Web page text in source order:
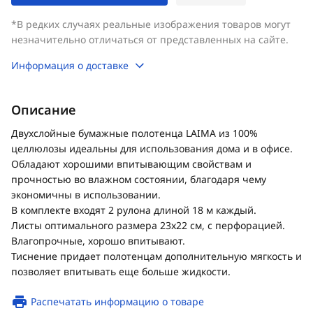
*В редких случаях реальные изображения товаров могут
незначительно отличаться от представленных на сайте.
Информация о доставке
Описание
Двухслойные бумажные полотенца LAIMA из 100%
целлюлозы идеальны для использования дома и в офисе.
Обладают хорошими впитывающим свойствам и
прочностью во влажном состоянии, благодаря чему
экономичны в использовании.
В комплекте входят 2 рулона длиной 18 м каждый.
Листы оптимального размера 23х22 см, с перфорацией.
Влагопрочные, хорошо впитывают.
Тиснение придает полотенцам дополнительную мягкость и
позволяет впитывать еще больше жидкости.
Распечатать информацию о товаре